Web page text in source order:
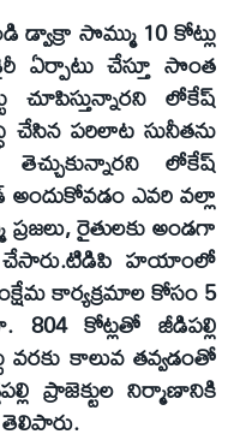
సొమ్ము 10 కోట్లు
ఏర్పాటు చేస్తూ సొంత
చూపిస్తున్నారని లోకేష్
చేసిన పరిలాట సునీతను
తెచ్చుకున్నారని లోకేష్
అందుకోవడం ఎవరి వల్లా
రైతులకు అండగా
చేసారు.టిడిపి హయాంలో
కార్యక్రమాల కోసం 5
804 కోట్లతో జీడిపల్లి
వరకు కాలువ తవ్వడంతో
ప్రాజెక్టుల నిర్మాణానికి